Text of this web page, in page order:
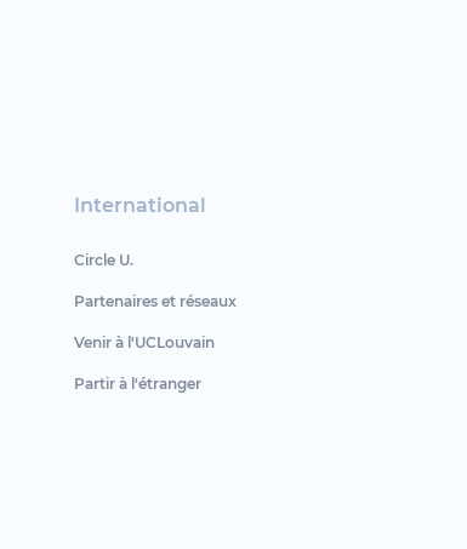
International
Circle U.
Partenaires et réseaux
Venir à l'UCLouvain
Partir à l'étranger